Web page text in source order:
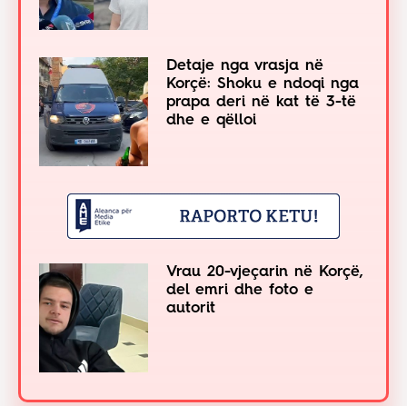
Detaje nga vrasja në
Korçë: Shoku e ndoqi nga
prapa deri në kat të 3-të
dhe e qëlloi
Vrau 20-vjeçarin në Korçë,
del emri dhe foto e
autorit